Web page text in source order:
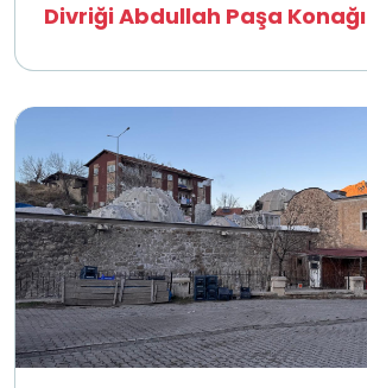
Divriği Abdullah Paşa Konağı